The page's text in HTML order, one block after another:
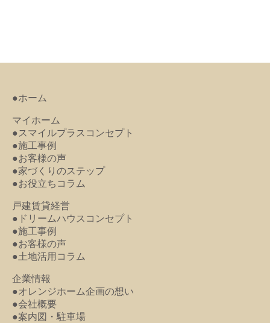
●ホーム
マイホーム
●スマイルプラスコンセプト
●施工事例
●お客様の声
●家づくりのステップ
●お役立ちコラム
戸建賃貸経営
●ドリームハウスコンセプト
●施工事例
●お客様の声
●土地活用コラム
企業情報
●オレンジホーム企画の想い
●会社概要
●案内図・駐車場